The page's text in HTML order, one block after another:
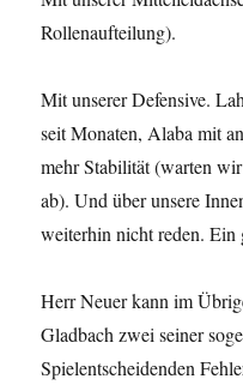
Rollenaufteilung).
Mit unserer Defensive.
seit Monaten, Alaba mit
mehr Stabilität (warten
ab). Und über unsere
weiterhin nicht reden. Ein
Herr Neuer kann im
Gladbach zwei seiner
Spielentscheidenden